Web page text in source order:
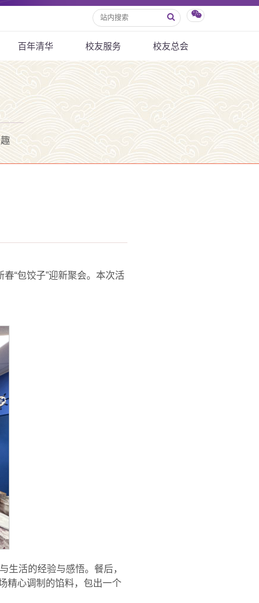
百年清华 校友服务 校友总会
“包饺子”迎新聚会。本次活
生活的经验与感悟。餐后，
精心调制的馅料，包出一个